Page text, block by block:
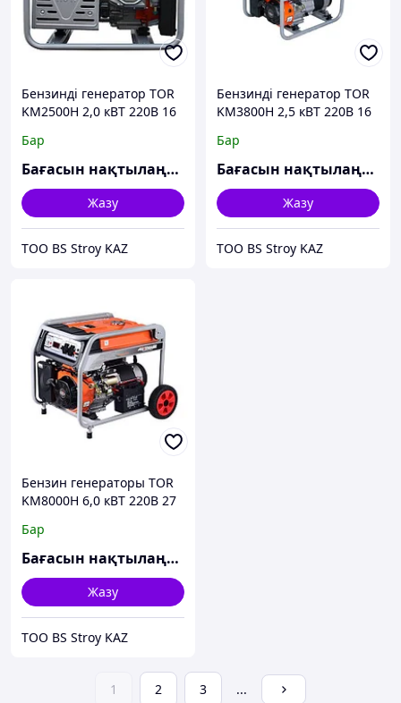
Бензинді генератор TOR
KM2500H 2,0 кВТ 220В 16
Бар
Бағасын нақтылаңыз
Жазу
ТОО BS Stroy KAZ
Бензинді генератор TOR
KM3800H 2,5 кВТ 220В 16
Бар
Бағасын нақтылаңыз
Жазу
ТОО BS Stroy KAZ
Бензин генераторы TOR
KM8000H 6,0 кВТ 220В 27
дөңгелектері бар
Бар
Бағасын нақтылаңыз
Жазу
ТОО BS Stroy KAZ
1 2 3 ...